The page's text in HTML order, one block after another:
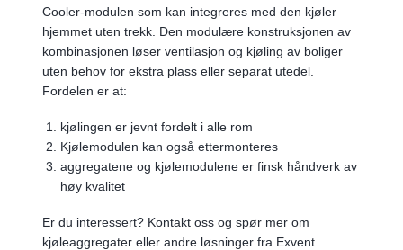
Cooler-modulen som kan integreres med den kjøler
hjemmet uten trekk. Den modulære konstruksjonen av
kombinasjonen løser ventilasjon og kjøling av boliger
uten behov for ekstra plass eller separat utedel.
Fordelen er at:
kjølingen er jevnt fordelt i alle rom
Kjølemodulen kan også ettermonteres
aggregatene og kjølemodulene er finsk håndverk av
høy kvalitet
Er du interessert? Kontakt oss og spør mer om
kjøleaggregater eller andre løsninger fra Exvent